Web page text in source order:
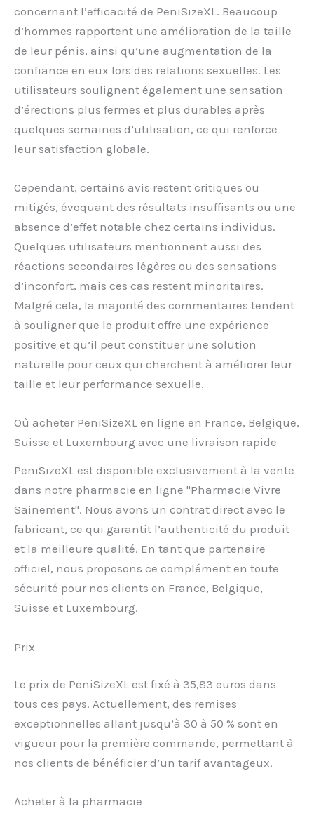
concernant l’efficacité de PeniSizeXL. Beaucoup
d’hommes rapportent une amélioration de la taille
de leur pénis, ainsi qu’une augmentation de la
confiance en eux lors des relations sexuelles. Les
utilisateurs soulignent également une sensation
d’érections plus fermes et plus durables après
quelques semaines d’utilisation, ce qui renforce
leur satisfaction globale.
Cependant, certains avis restent critiques ou
mitigés, évoquant des résultats insuffisants ou une
absence d’effet notable chez certains individus.
Quelques utilisateurs mentionnent aussi des
réactions secondaires légères ou des sensations
d’inconfort, mais ces cas restent minoritaires.
Malgré cela, la majorité des commentaires tendent
à souligner que le produit offre une expérience
positive et qu’il peut constituer une solution
naturelle pour ceux qui cherchent à améliorer leur
taille et leur performance sexuelle.
Où acheter PeniSizeXL en ligne en France, Belgique,
Suisse et Luxembourg avec une livraison rapide
PeniSizeXL est disponible exclusivement à la vente
dans notre pharmacie en ligne "Pharmacie Vivre
Sainement". Nous avons un contrat direct avec le
fabricant, ce qui garantit l’authenticité du produit
et la meilleure qualité. En tant que partenaire
officiel, nous proposons ce complément en toute
sécurité pour nos clients en France, Belgique,
Suisse et Luxembourg.
Prix
Le prix de PeniSizeXL est fixé à 35,83 euros dans
tous ces pays. Actuellement, des remises
exceptionnelles allant jusqu’à 30 à 50 % sont en
vigueur pour la première commande, permettant à
nos clients de bénéficier d’un tarif avantageux.
Acheter à la pharmacie